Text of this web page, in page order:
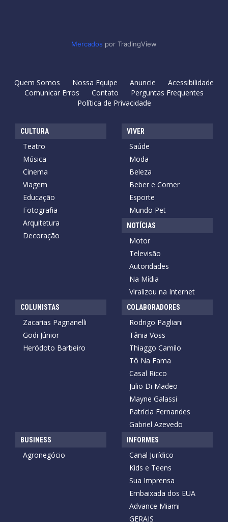
Mercados por TradingView
Quem Somos Nossa Equipe Anuncie
Acessibilidade
Comunicar Erros
Contato
Perguntas Frequentes
Política de Privacidade
CULTURA
Teatro
Música
Cinema
Viagem
Educação
Fotografia
Arquitetura
Decoração
VIVER
Saúde
Moda
Beleza
Beber e Comer
Esporte
Mundo Pet
NOTÍCIAS
Motor
Televisão
Autoridades
Na Mídia
Viralizou na Internet
COLUNISTAS
Zacarias Pagnanelli
Godi Júnior
Heródoto Barbeiro
COLABORADORES
Rodrigo Pagliani
Tânia Voss
Thiaggo Camilo
Tô Na Fama
Casal Ricco
Julio Di Madeo
Mayne Galassi
Patrícia Fernandes
Gabriel Azevedo
BUSINESS
Agronegócio
INFORMES
Canal Jurídico
Kids e Teens
Sua Imprensa
Embaixada dos EUA
Advance Miami
GERAIS